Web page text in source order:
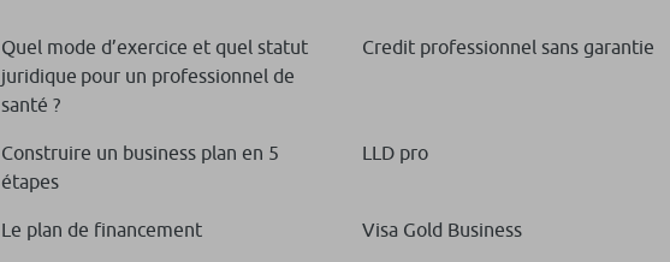
Quel mode d’exercice et quel statut
juridique pour un professionnel de
santé ?
Credit professionnel sans garantie
Construire un business plan en 5
étapes
LLD pro
Le plan de financement Visa Gold Business